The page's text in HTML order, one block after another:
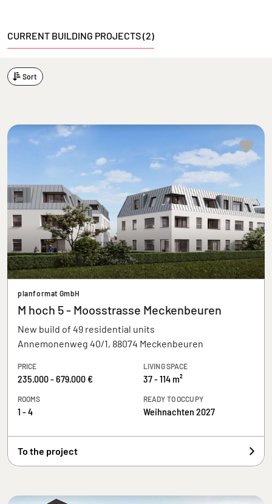
CURRENT BUILDING PROJECTS (2)
Sort
planformat GmbH
M hoch 5 - Moosstrasse Meckenbeuren
New build of 49 residential units
Annemonenweg 40/1, 88074 Meckenbeuren
PRICE
235.000 - 679.000 €
LIVING SPACE
37 - 114 m²
ROOMS
1 - 4
READY TO OCCUPY
Weihnachten 2027
To the project